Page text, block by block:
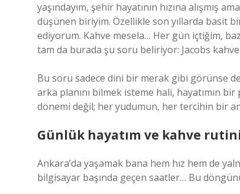
yaşındayım, şehir hayatının hızına alışmış
düşünen biriyim. Özellikle son yıllarda basit
ediyorum. Kahve mesela… Her gün içtiğim,
tam da burada şu soru beliriyor: Jacobs
Bu soru sadece dini bir merak gibi görünse
arka planını bilmek isteme hali, hayatımın
dönemi değil; her yudumun, her tercihin bir
Günlük hayatım ve kahve
Ankara’da yaşamak bana hem hız hem de
bilgisayar başında geçen saatler… Bu